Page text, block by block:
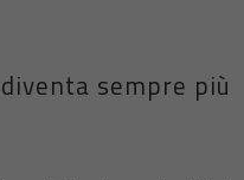
sempre più